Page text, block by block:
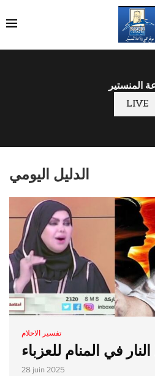
المنستير
LIVE
الدليل اليومي
تفسير الاحلام
في المنام للعزباء
28 juin 2025